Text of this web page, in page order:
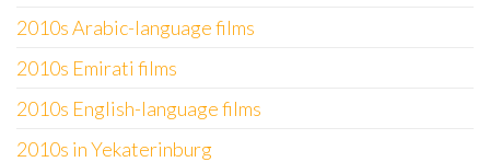
2010s Arabic-language films
2010s Emirati films
2010s English-language films
2010s in Yekaterinburg